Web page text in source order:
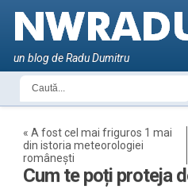
un blog de Radu Dumitru
«A fost cel mai friguros 1 mai
din istoria meteorologiei
românești
Cum te poți proteja